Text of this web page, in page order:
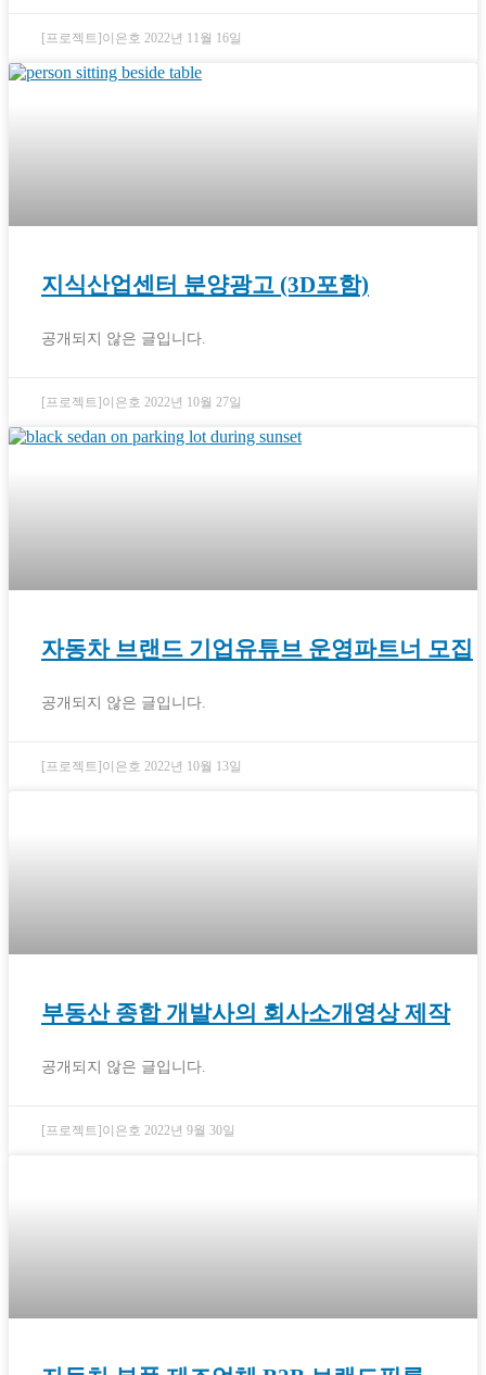
[프로젝트]이은호 2022년 11월 16일
지식산업센터 분양광고 (3D포함)
공개되지 않은 글입니다.
[프로젝트]이은호 2022년 10월 27일
자동차 브랜드 기업유튜브 운영파트너 모집
공개되지 않은 글입니다.
[프로젝트]이은호 2022년 10월 13일
부동산 종합 개발사의 회사소개영상 제작
공개되지 않은 글입니다.
[프로젝트]이은호 2022년 9월 30일